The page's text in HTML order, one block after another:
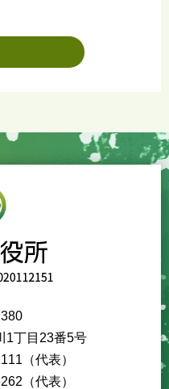
1丁目23番5号
（代表）
（代表）